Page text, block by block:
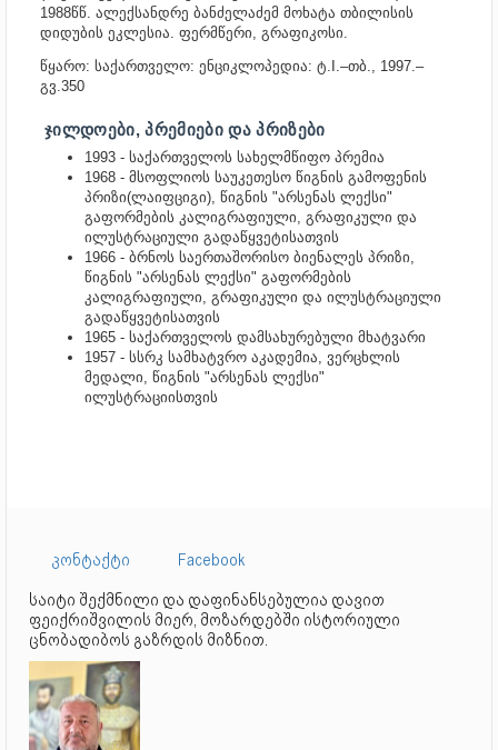
1988წწ. ალექსანდრე ბანძელაძემ მოხატა თბილისის
დიდუბის ეკლესია. ფერმწერი, გრაფიკოსი.
წყარო: საქართველო: ენციკლოპედია: ტ.I.–თბ., 1997.–
გვ.350
ᲯᲘᲚᲓᲝᲔᲑᲘ, ᲞᲠᲔᲛᲘᲔᲑᲘ ᲓᲐ ᲞᲠᲘᲖᲔᲑᲘ
1993 - საქართველოს სახელმწიფო პრემია
1968 - მსოფლიოს საუკეთესო წიგნის გამოფენის
პრიზი(ლაიფციგი), წიგნის "არსენას ლექსი"
გაფორმების კალიგრაფიული, გრაფიკული და
ილუსტრაციული გადაწყვეტისათვის
1966 - ბრნოს საერთაშორისო ბიენალეს პრიზი,
წიგნის "არსენას ლექსი" გაფორმების
კალიგრაფიული, გრაფიკული და ილუსტრაციული
გადაწყვეტისათვის
1965 - საქართველოს დამსახურებული მხატვარი
1957 - სსრკ სამხატვრო აკადემია, ვერცხლის
მედალი, წიგნის "არსენას ლექსი"
ილუსტრაციისთვის
კონტაქტი
Facebook
საიტი შექმნილი და დაფინანსებულია დავით
ფეიქრიშვილის მიერ, მოზარდებში ისტორიული
ცნობადიბოს გაზრდის მიზნით.